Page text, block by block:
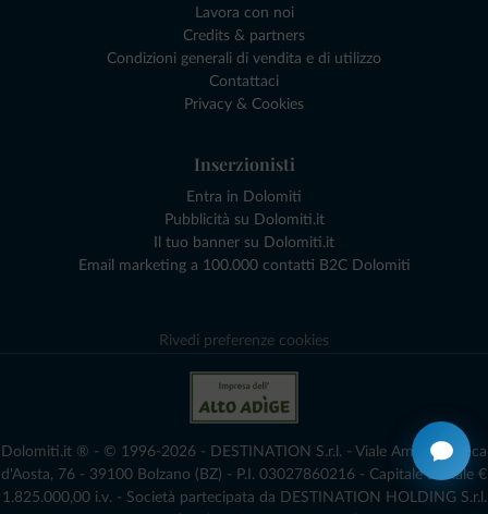
Lavora con noi
Credits & partners
Condizioni generali di vendita e di utilizzo
Contattaci
Privacy & Cookies
Inserzionisti
Entra in Dolomiti
Pubblicità su Dolomiti.it
Il tuo banner su Dolomiti.it
Email marketing a 100.000 contatti B2C Dolomiti
Rivedi preferenze cookies
Dolomiti.it ® - © 1996-2026 - DESTINATION S.r.l. - Viale Amedeo Duca
d'Aosta, 76 - 39100 Bolzano (BZ) - P.I. 03027860216 - Capitale Sociale €
1.825.000,00 i.v. - Società partecipata da DESTINATION HOLDING S.r.l.